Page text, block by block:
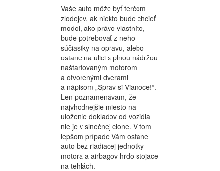
Vaše auto môže byť terčom
zlodejov, ak niekto bude chcieť
model, ako práve vlastníte,
bude potrebovať z neho
súčiastky na opravu, alebo
ostane na ulici s plnou nádržou
naštartovaným motorom
a otvorenými dverami
a nápisom „Sprav si Vianoce!“.
Len poznamenávam, že
najvhodnejšie miesto na
uloženie dokladov od vozidla
nie je v slnečnej clone. V tom
lepšom prípade Vám ostane
auto bez riadiacej jednotky
motora a airbagov hrdo stojace
na tehlách.